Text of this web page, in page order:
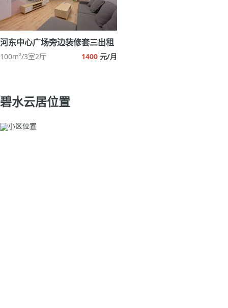
河东中心广场旁边装修套三出租
100m²/3室2厅 1400 元/月
碧水云居位置